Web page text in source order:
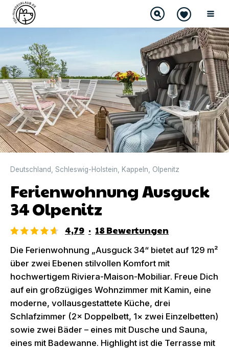
DIREKT BUCHBAR
Deutschland Schleswig-Holstein Kappeln Olpenitz
Ferienwohnung Ausguck
34 Olpenitz
4,79 · 18Bewertungen
Die Ferienwohnung „Ausguck 34“ bietet auf 129 m²
über zwei Ebenen stilvollen Komfort mit
hochwertigem Riviera-Maison-Mobiliar. Freue Dich
auf ein großzügiges Wohnzimmer mit Kamin, eine
moderne, vollausgestattete Küche, drei
Schlafzimmer (2× Doppelbett, 1× zwei Einzelbetten)
sowie zwei Bäder – eines mit Dusche und Sauna,
eines mit Badewanne. Highlight ist die Terrasse mit